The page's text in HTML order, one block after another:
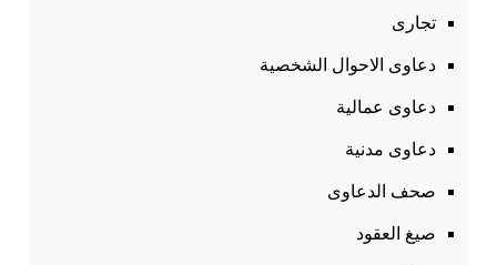
تجارى
دعاوى الاحوال الشخصية
دعاوى عمالية
دعاوى مدنية
صحف الدعاوى
صيغ العقود